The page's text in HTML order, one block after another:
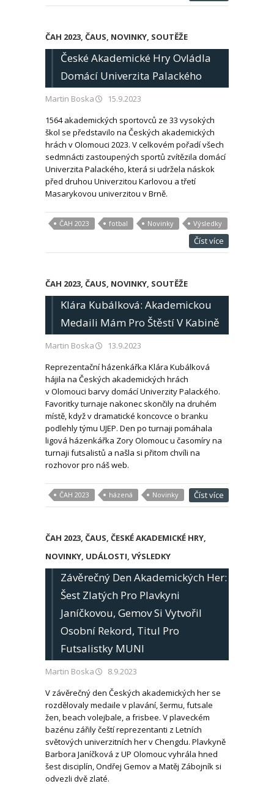
ČAH 2023, ČAUS, NOVINKY, SOUTĚŽE
České Akademické Hry Ovládla
Domácí Univerzita Palackého
Martin Boska
15.9.2023
1564 akademických sportovců ze 33 vysokých
škol se představilo na Českých akademických
hrách v Olomouci 2023. V celkovém pořadí všech
sedmnácti zastoupených sportů zvítězila domácí
Univerzita Palackého, která si udržela náskok
před druhou Univerzitou Karlovou a třetí
Masarykovou univerzitou v Brně.
ČAH 2023 fotbal Novinky Výsledky
Číst více
ČAH 2023, ČAUS, NOVINKY, SOUTĚŽE
Klára Kubálková: Akademickou
Medaili Mám Pro Štěstí V Kabině
Martin Boska
13.9.2023
Reprezentační házenkářka Klára Kubálková
hájila na Českých akademických hrách
v Olomouci barvy domácí Univerzity Palackého.
Favoritky turnaje nakonec skončily na druhém
místě, když v dramatické koncovce o branku
podlehly týmu UJEP. Den po turnaji pomáhala
ligová házenkářka Zory Olomouc u časomíry na
turnaji futsalistů a našla si přitom chvíli na
rozhovor pro náš web.
ČAH 2023 házená Novinky Číst více
ČAH 2023, ČAUS, ČESKÉ AKADEMICKÉ HRY,
NOVINKY, UDÁLOSTI, VÝSLEDKY
Závěrečný Den Akademických Her:
Šest Zlatých Pro Plavkyni
Janíčkovou, Gemov Si Vytvořil
Osobní Rekord, Titul Pro
Futsalistky MUNI
Martin Boska
8.9.2023
V závěrečný den Českých akademických her se
rozdělovaly medaile v plavání, šermu, futsale
žen, beach volejbale, a frisbee. V plaveckém
bazénu zářily čeští reprezentanti z Letních
světových univerzitních her v Chengdu. Plavkyně
Barbora Janíčková z UP Olomouc vyhrála hned
šest disciplín, Ondřej Gemov a Matěj Zábojník si
odvezli dvě zlaté.